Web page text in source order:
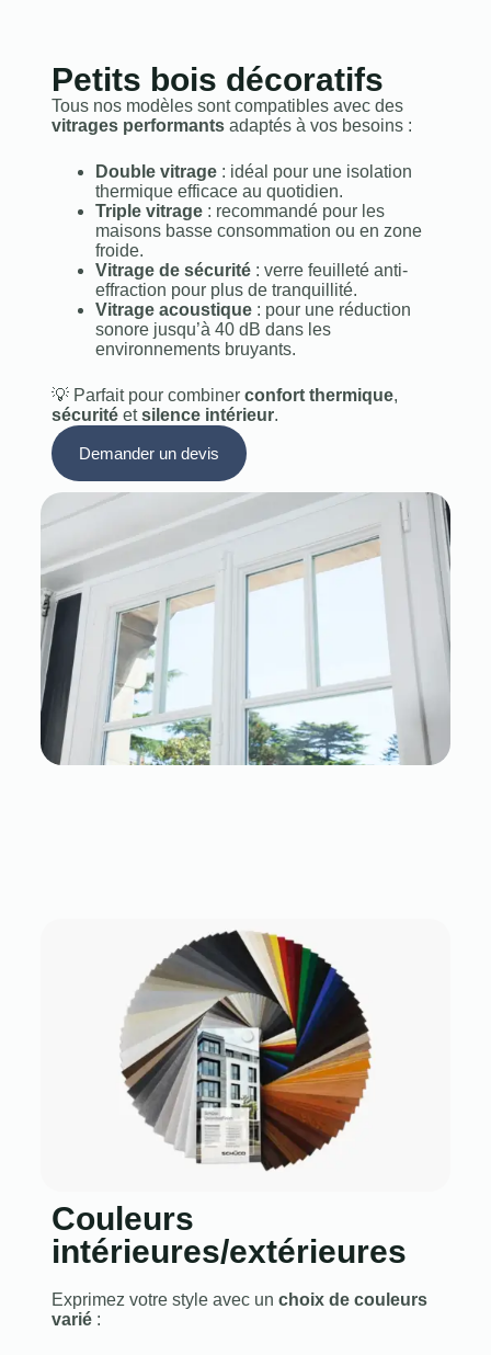
Petits bois décoratifs
Tous nos modèles sont compatibles avec des
vitrages performantsadaptés à vos besoins :
Double vitrage: idéal pour une isolation
thermique efficace au quotidien.
Triple vitrage: recommandé pour les
maisons basse consommation ou en zone
froide.
Vitrage de sécurité: verre feuilleté anti-
effraction pour plus de tranquillité.
Vitrage acoustique: pour une réduction
sonore jusqu’à 40 dB dans les
environnements bruyants.
💡 Parfait pour combiner confort thermique,
sécuritéetsilence intérieur.
Demander un devis
Couleurs
intérieures/extérieures
Exprimez votre style avec un choix de couleurs
varié: